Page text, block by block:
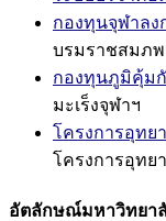
กองทุนจุฬาล
บรมราชสมภพ
กองทุนภูมิคุ้มกั
มะเร็งจุฬาฯ
โครงการอุทย
โครงการอุทย
อัตลักษณ์มหาวิทยา